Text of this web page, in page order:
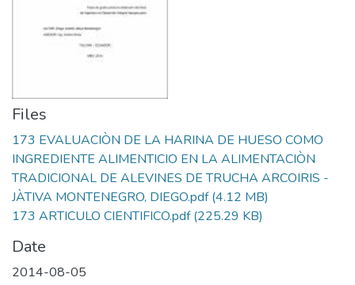
Files
173 EVALUACIÒN DE LA HARINA DE HUESO COMO
INGREDIENTE ALIMENTICIO EN LA ALIMENTACIÒN
TRADICIONAL DE ALEVINES DE TRUCHA ARCOIRIS -
JÀTIVA MONTENEGRO, DIEGO.pdf(4.12 MB)
173 ARTICULO CIENTIFICO.pdf(225.29 KB)
Date
2014-08-05